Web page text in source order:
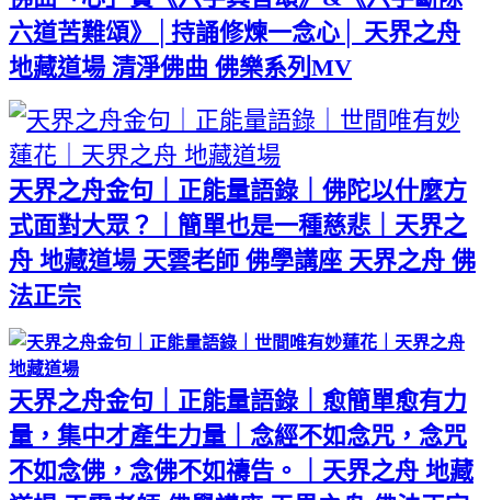
六道苦難頌》│持誦修煉一念心│ 天界之舟
地藏道場 清淨佛曲 佛樂系列MV
天界之舟金句｜正能量語錄｜佛陀以什麼方
式面對大眾？｜簡單也是一種慈悲｜天界之
舟 地藏道場 天雲老師 佛學講座 天界之舟 佛
法正宗
天界之舟金句｜正能量語錄｜愈簡單愈有力
量，集中才產生力量｜念經不如念咒，念咒
不如念佛，念佛不如禱告。｜天界之舟 地藏